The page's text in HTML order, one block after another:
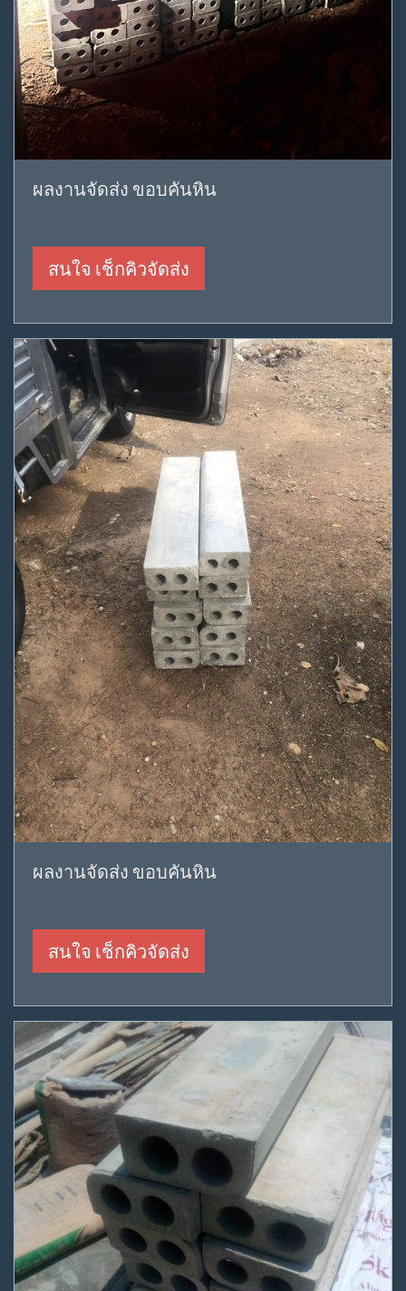
ผลงานจัดส่ง ขอบคันหิน
สนใจ เช็กคิวจัดส่ง
ผลงานจัดส่ง ขอบคันหิน
สนใจ เช็กคิวจัดส่ง